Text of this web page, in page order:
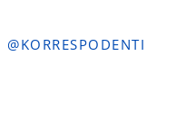
@KORRESPODENTI